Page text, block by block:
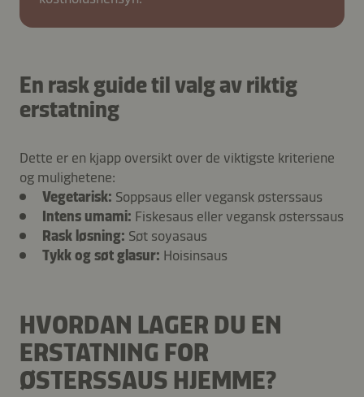
En rask guide til valg av riktig
erstatning
Dette er en kjapp oversikt over de viktigste kriteriene
og mulighetene:
Vegetarisk: Soppsaus eller vegansk østerssaus
Intens umami: Fiskesaus eller vegansk østerssaus
Rask løsning: Søt soyasaus
Tykk og søt glasur: Hoisinsaus
HVORDAN LAGER DU EN
ERSTATNING FOR
ØSTERSSAUS HJEMME?